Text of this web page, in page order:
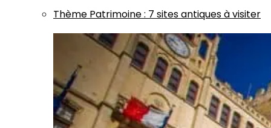
Thème Patrimoine: 7 sites antiques à visiter